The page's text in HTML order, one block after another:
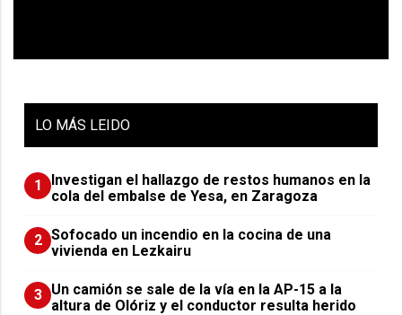
LO MÁS LEIDO
1
Investigan el hallazgo de restos humanos en la
cola del embalse de Yesa, en Zaragoza
2 Sofocado un incendio en la cocina de una
vivienda en Lezkairu
3 Un camión se sale de la vía en la AP-15 a la
altura de Olóriz y el conductor resulta herido